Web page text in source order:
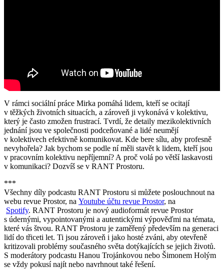
V rámci sociální práce Mirka pomáhá lidem, kteří se ocitají
v těžkých životních situacích, a zároveň ji vykonává v kolektivu,
který je často zmožen frustrací. Tvrdí, že detaily mezikolektivních
jednání jsou ve společnosti podceňované a lidé neumějí
v kolektivech efektivně komunikovat. Kde bere sílu, aby profesně
nevyhořela? Jak bychom se podle ní měli stavět k lidem, kteří jsou
v pracovním kolektivu nepříjemní? A proč volá po větší laskavosti
v komunikaci? Dozvíš se v RANT Prostoru.
***
Všechny díly podcastu RANT Prostoru si můžete poslouchnout na
webu revue Prostor, na Youtube účtu revue Prostor, na
Spotify. RANT Prostoru je nový audioformát revue Prostor
s údernými, vypointovanými a autentickými výpověďmi na témata,
které vás štvou. RANT Prostoru je zaměřený především na generaci
lidí do třiceti let. Ti jsou zároveň i jako hosté zváni, aby otevřeně
kritizovali problémy současného světa dotýkajících se jejich životů.
S moderátory podcastu Hanou Trojánkovou nebo Šimonem Holým
se vždy pokusí najít nebo navrhnout také řešení.